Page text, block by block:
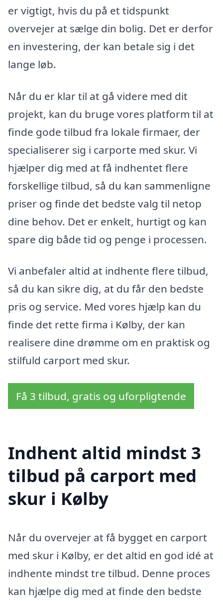
er vigtigt, hvis du på et tidspunkt
overvejer at sælge din bolig. Det er derfor
en investering, der kan betale sig i det
lange løb.
Når du er klar til at gå videre med dit
projekt, kan du bruge vores platform til at
finde gode tilbud fra lokale firmaer, der
specialiserer sig i carporte med skur. Vi
hjælper dig med at få indhentet flere
forskellige tilbud, så du kan sammenligne
priser og finde det bedste valg til netop
dine behov. Det er enkelt, hurtigt og kan
spare dig både tid og penge i processen.
Vi anbefaler altid at indhente flere tilbud,
så du kan sikre dig, at du får den bedste
pris og service. Med vores hjælp kan du
finde det rette firma i Kølby, der kan
realisere dine drømme om en praktisk og
stilfuld carport med skur.
Få 3 tilbud, gratis og uforpligtende
Indhent altid mindst 3
tilbud på carport med
skur i Kølby
Når du overvejer at få bygget en carport
med skur i Kølby, er det altid en god idé at
indhente mindst tre tilbud. Denne proces
kan hjælpe dig med at finde den bedste